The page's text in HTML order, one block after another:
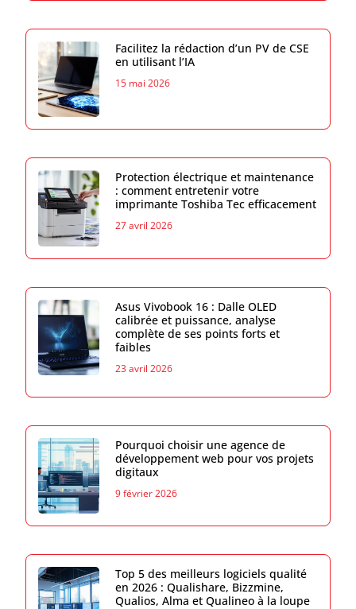
Facilitez la rédaction d’un PV de CSE
en utilisant l’IA
15 mai 2026
Protection électrique et maintenance
: comment entretenir votre
imprimante Toshiba Tec efficacement
27 avril 2026
Asus Vivobook 16 : Dalle OLED
calibrée et puissance, analyse
complète de ses points forts et
faibles
23 avril 2026
Pourquoi choisir une agence de
développement web pour vos projets
digitaux
9 février 2026
Top 5 des meilleurs logiciels qualité
en 2026 : Qualishare, Bizzmine,
Qualios, Alma et Qualineo à la loupe